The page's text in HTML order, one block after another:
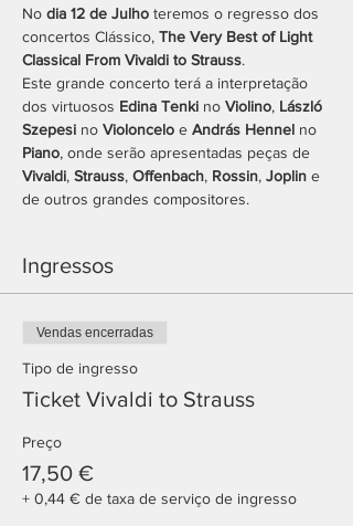
No dia 12 de Julho teremos o regresso dos
concertos Clássico, The Very Best of Light
Classical From Vivaldi to Strauss.
Este grande concerto terá a interpretação
dos virtuosos Edina Tenki no Violino, László
Szepesi no Violoncelo e András Hennel no
Piano, onde serão apresentadas peças de
Vivaldi, Strauss, Offenbach, Rossin, Joplin e
de outros grandes compositores.
Ingressos
Vendas encerradas
Tipo de ingresso
Ticket Vivaldi to Strauss
Preço
17,50 €
+ 0,44 € de taxa de serviço de ingresso